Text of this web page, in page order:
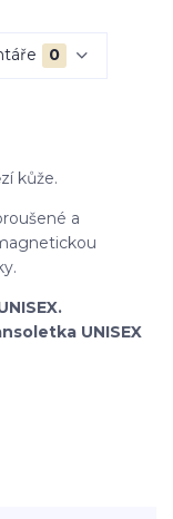
0
kůže.
a
UNISEX